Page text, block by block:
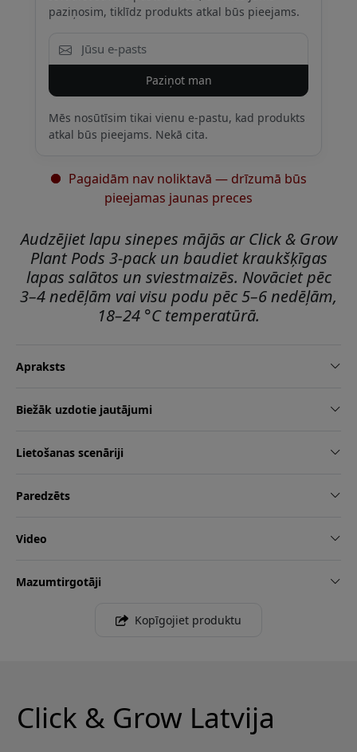
paziņosim, tiklīdz produkts atkal būs pieejams.
Paziņot man
Mēs nosūtīsim tikai vienu e-pastu, kad produkts
atkal būs pieejams. Nekā cita.
Pagaidām nav noliktavā — drīzumā būs
pieejamas jaunas preces
Audzējiet lapu sinepes mājās ar Click & Grow
Plant Pods 3-pack un baudiet kraukšķīgas
lapas salātos un sviestmaizēs. Novāciet pēc
3–4 nedēļām vai visu podu pēc 5–6 nedēļām,
18–24 °C temperatūrā.
Apraksts
Biežāk uzdotie jautājumi
Lietošanas scenāriji
Paredzēts
Video
Mazumtirgotāji
Kopīgojiet produktu
Click & Grow Latvija